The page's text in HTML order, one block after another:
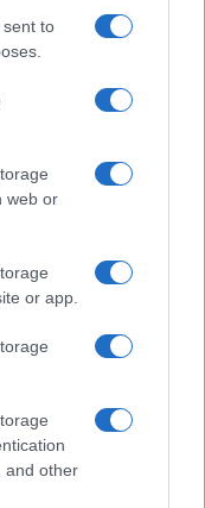
to
web or
or app.
and other
Επίδομα έως